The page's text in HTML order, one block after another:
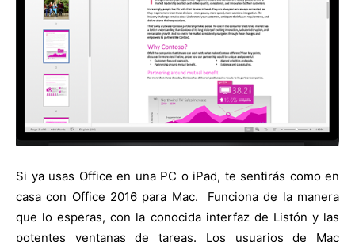
Si ya usas Office en una PC o iPad, te sentirás como en
casa con Office 2016 para Mac. Funciona de la manera
que lo esperas, con la conocida interfaz de Listón y las
potentes ventanas de tareas. Los usuarios de Mac